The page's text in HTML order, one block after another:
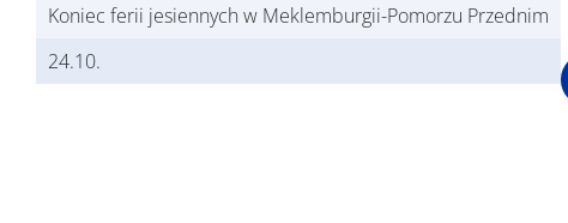
Koniec ferii jesiennych w Meklemburgii-Pomorzu Przednim
24.10.